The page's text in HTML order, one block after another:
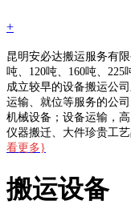
+
昆明安必达搬运服务有
吨、120吨、160吨、
成立较早的设备搬运公
运输、就位等服务的公
机械设备；设备运输，
仪器搬迁、大件珍贵工
看更多}
搬运设备